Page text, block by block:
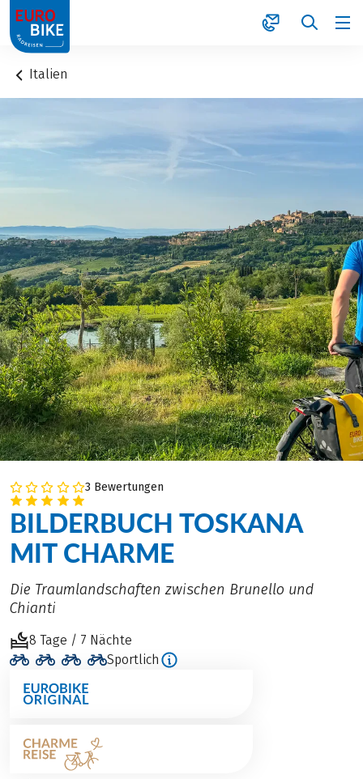
1
Italien
3 Bewertungen
BILDERBUCH TOSKANA
MIT CHARME
Die Traumlandschaften zwischen Brunello und
Chianti
8 Tage / 7 Nächte
Sportlich